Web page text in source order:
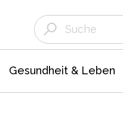
Gesundheit & Leben